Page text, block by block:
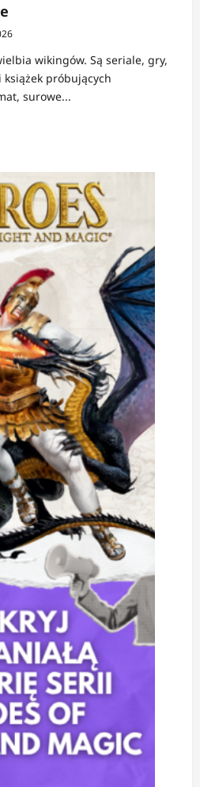
wikingów. Są seriale, gry,
próbujących
surowe...